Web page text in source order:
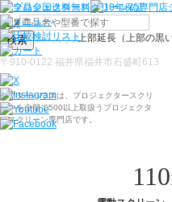
検索 上部延長（上部の黒
110
〒910-0122 福井県福井市石盛町613
シアターハウスは、プロジェクタースクリ
ーンを全部で500以上取扱うプロジェクタ
ースクリーン専門店です。